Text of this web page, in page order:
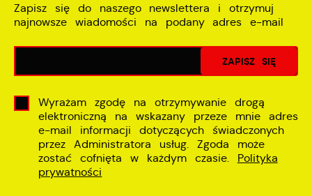
Zapisz się do naszego newslettera i otrzymuj
najnowsze wiadomości na podany adres e-mail
Wyrażam zgodę na otrzymywanie drogą
elektroniczną na wskazany przeze mnie adres
e-mail informacji dotyczących świadczonych
przez Administratora usług. Zgoda może
zostać cofnięta w każdym czasie. Polityka
prywatności